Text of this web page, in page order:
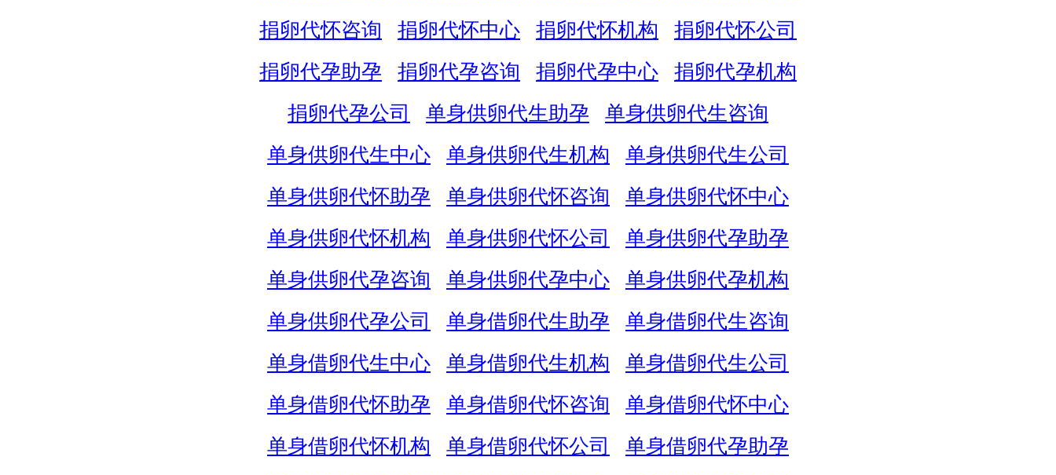
捐卵代怀咨询
捐卵代怀中心 捐卵代怀机构
捐卵代怀公司
捐卵代孕助孕
捐卵代孕咨询 捐卵代孕中心
捐卵代孕机构
捐卵代孕公司
单身供卵代生助孕
单身供卵代生咨询
单身供卵代生中心
单身供卵代生机构
单身供卵代生公司
单身供卵代怀助孕
单身供卵代怀咨询
单身供卵代怀中心
单身供卵代怀机构
单身供卵代怀公司
单身供卵代孕助孕
单身供卵代孕咨询
单身供卵代孕中心
单身供卵代孕机构
单身供卵代孕公司
单身借卵代生助孕
单身借卵代生咨询
单身借卵代生中心
单身借卵代生机构
单身借卵代生公司
单身借卵代怀助孕
单身借卵代怀咨询
单身借卵代怀中心
单身借卵代怀机构
单身借卵代怀公司
单身借卵代孕助孕